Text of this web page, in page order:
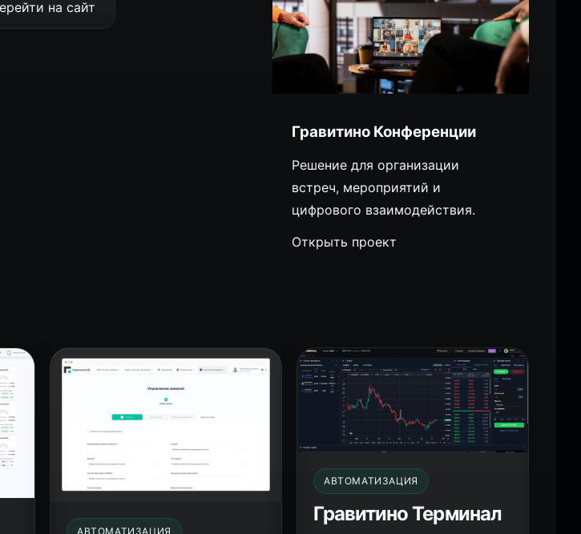
на сайт
Гравитино Конференции
Решение для организации
встреч, мероприятий и
цифрового взаимодействия.
Открыть проект
АВТОМАТИЗАЦИЯ
АВТОМАТИЗАЦИЯ
Гравитино Терминал